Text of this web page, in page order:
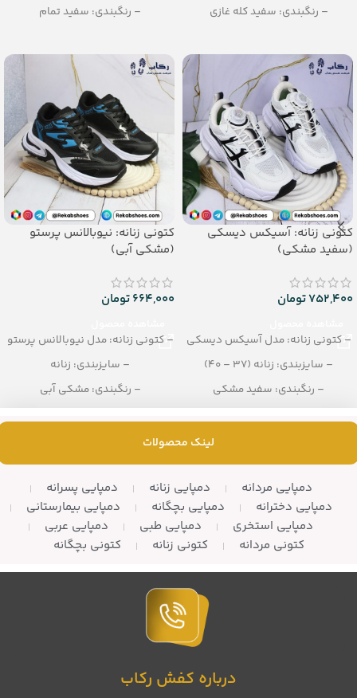
– رنگبندی: سفید کله غازی
– رنگبندی: سفید تمام
کتونی زنانه: آسیکس دیسکی
(سفید مشکی)
752,400تومان
– کتونی زنانه: مدل آسیکس دیسکی
– سایزبندی: زنانه (37 – 40)
– رنگبندی: سفید مشکی
کتونی زنانه: نیوبالانس پرستو
(مشکی آبی)
664,000تومان
– کتونی زنانه: مدل نیوبالانس پرستو
– سایزبندی: زنانه
– رنگبندی: مشکی آبی
لینک محصولات
دمپایی مردانه دمپایی زنانه
دمپایی پسرانه
دمپایی دخترانه
دمپایی بچگانه
دمپایی بیمارستانی
دمپایی استخری
دمپایی طبی
دمپایی عربی
کتونی مردانه
کتونی زنانه کتونی بچگانه
درباره کفش رکاب